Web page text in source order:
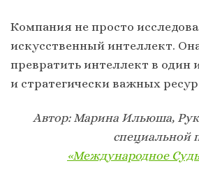
Компания не просто
искусственный интеллект.
превратить интеллект в один
и стратегически важных
Автор: Марина Ильюша,
специальной
«Международное